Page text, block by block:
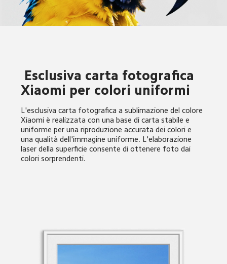
Xiaomi per colori uniformi
L'esclusiva carta fotografica a sublimazione del colore
Xiaomi è realizzata con una base di carta stabile e
uniforme per una riproduzione accurata dei colori e
una qualità dell'immagine uniforme. L'elaborazione
laser della superficie consente di ottenere foto dai
colori sorprendenti.